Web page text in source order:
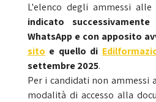
L'elenco degli ammessi
indicato
WhatsApp e con apposito
sito e quello di
settembre 2025.
Per i candidati non ammessi
modalità di accesso alla